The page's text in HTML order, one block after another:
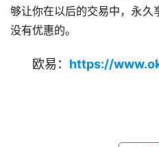
够让你在以后的交易中，永久
没有优惠的。
欧易： https://